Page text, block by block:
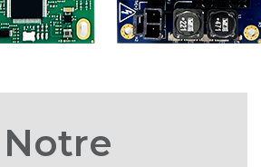
Notre